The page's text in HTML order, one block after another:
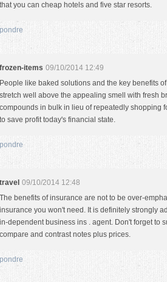
that you can cheap hotels and five star resorts.
frozen-items 09/10/2014 12:49
People like baked solutions and the key benefits
stretch well above the appealing smell with fresh
compounds in bulk in lieu of repeatedly shopping
to save profit today's financial state.
travel 09/10/2014 12:48
The benefits of insurance are not to be over-
insurance you won't need. It is definitely strongly
in-dependent business ins . agent. Don't forget to
compare and contrast notes plus prices.